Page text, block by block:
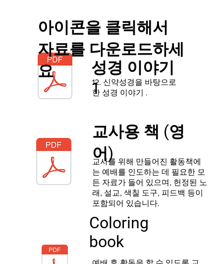
교사를 위해 만들어진 활동책에
는 예배를 인도하는 데 필요한 모
든 자료가 들어 있으며, 헌정된 노
래, 설교, 색칠 도구, 피드백 등이
포함되어 있습니다.
교사용 책 (영
어)
12. 신약성경을 바탕으로
한 성경 이야기
.
성경 이야기
1
아이콘을 클릭해서
자료를 다운로드하세
요
Coloring
book